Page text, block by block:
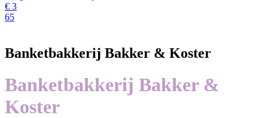
€ 3
65
Banketbakkerij Bakker & Koster
Banketbakkerij Bakker &
Koster